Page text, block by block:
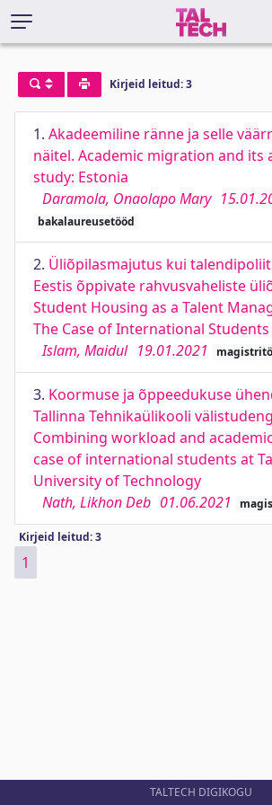
Kirjeid leitud: 3
1. Akadeemiline ränne ja selle
näitel. Academic migration and its
study: Estonia
Daramola, Onaolapo Mary
bakalaureusetööd
2. Üliõpilasmajutus kui
Eestis õppivate rahvusvaheliste
Student Housing as a Talent
The Case of International
Islam, Maidul 19.01.2021
3. Koormuse ja õppeedukuse
Tallinna Tehnikaülikooli
Combining workload and
case of international students at
University of Technology
Nath, Likhon Deb 01.06.2021
Kirjeid leitud: 3
1
TALTECH DIGIKOGU